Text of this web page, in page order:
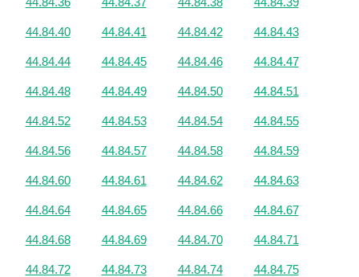
44.84.40 44.84.41 44.84.42 44.84.43
44.84.44 44.84.45 44.84.46 44.84.47
44.84.48 44.84.49 44.84.50 44.84.51
44.84.52 44.84.53 44.84.54 44.84.55
44.84.56 44.84.57 44.84.58 44.84.59
44.84.60 44.84.61 44.84.62 44.84.63
44.84.64 44.84.65 44.84.66 44.84.67
44.84.68 44.84.69 44.84.70 44.84.71
44.84.72 44.84.73 44.84.74 44.84.75